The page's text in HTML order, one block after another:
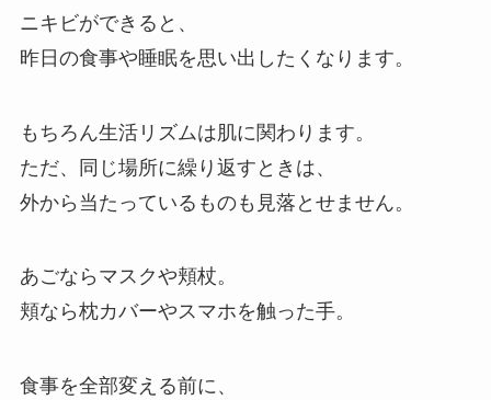
ニキビができると、
昨日の食事や睡眠を思い出したくなります。
もちろん生活リズムは肌に関わります。
ただ、同じ場所に繰り返すときは、
外から当たっているものも見落とせません。
あごならマスクや頬杖。
頬なら枕カバーやスマホを触った手。
食事を全部変える前に、